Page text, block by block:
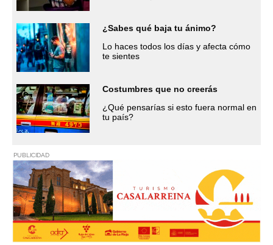
¿Sabes qué baja tu ánimo?
Lo haces todos los días y afecta cómo
te sientes
Costumbres que no creerás
¿Qué pensarías si esto fuera normal en
tu país?
PUBLICIDAD